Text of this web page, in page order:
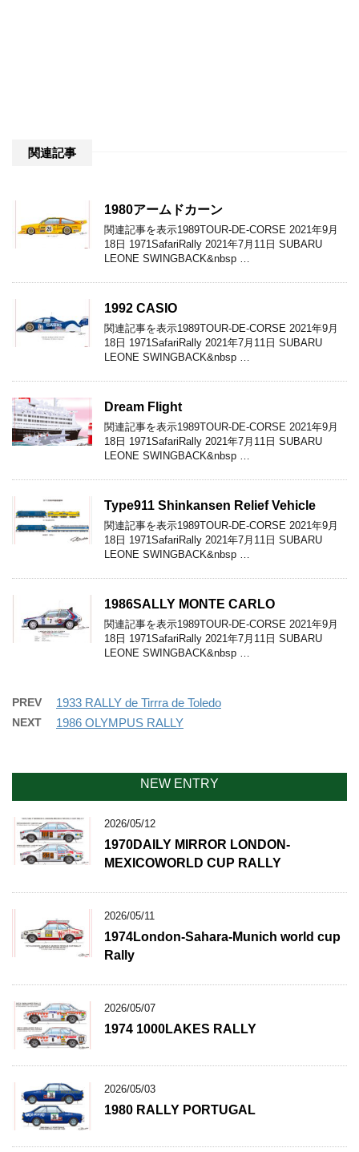
関連記事
1980アームドカーン
関連記事を表示1989TOUR-DE-CORSE 2021年9月
18日 1971SafariRally 2021年7月11日 SUBARU
LEONE SWINGBACK&nbsp …
1992 CASIO
関連記事を表示1989TOUR-DE-CORSE 2021年9月
18日 1971SafariRally 2021年7月11日 SUBARU
LEONE SWINGBACK&nbsp …
Dream Flight
関連記事を表示1989TOUR-DE-CORSE 2021年9月
18日 1971SafariRally 2021年7月11日 SUBARU
LEONE SWINGBACK&nbsp …
Type911 Shinkansen Relief Vehicle
関連記事を表示1989TOUR-DE-CORSE 2021年9月
18日 1971SafariRally 2021年7月11日 SUBARU
LEONE SWINGBACK&nbsp …
1986SALLY MONTE CARLO
関連記事を表示1989TOUR-DE-CORSE 2021年9月
18日 1971SafariRally 2021年7月11日 SUBARU
LEONE SWINGBACK&nbsp …
PREV 1933 RALLY de Tirrra de Toledo
NEXT 1986 OLYMPUS RALLY
NEW ENTRY
2026/05/12
1970DAILY MIRROR LONDON-
MEXICOWORLD CUP RALLY
2026/05/11
1974London-Sahara-Munich world cup
Rally
2026/05/07
1974 1000LAKES RALLY
2026/05/03
1980 RALLY PORTUGAL